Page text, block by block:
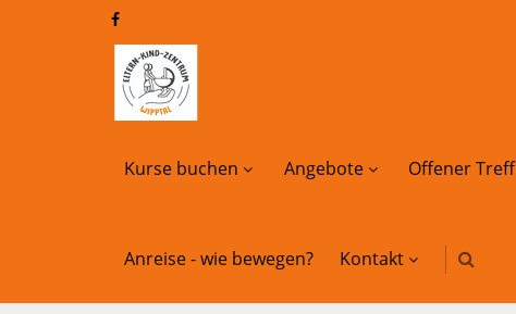
Kurse buchen Angebote Offener Treff
Anreise - wie bewegen? Kontakt